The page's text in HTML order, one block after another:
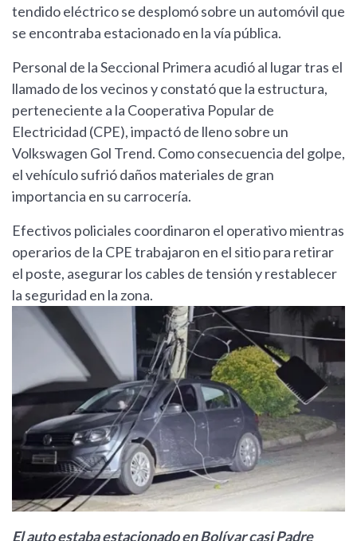
tendido eléctrico se desplomó sobre un automóvil que
se encontraba estacionado en la vía pública.
Personal de la Seccional Primera acudió al lugar tras el
llamado de los vecinos y constató que la estructura,
perteneciente a la Cooperativa Popular de
Electricidad (CPE), impactó de lleno sobre un
Volkswagen Gol Trend. Como consecuencia del golpe,
el vehículo sufrió daños materiales de gran
importancia en su carrocería.
Efectivos policiales coordinaron el operativo mientras
operarios de la CPE trabajaron en el sitio para retirar
el poste, asegurar los cables de tensión y restablecer
la seguridad en la zona.
El auto estaba estacionado en Bolívar casi Padre